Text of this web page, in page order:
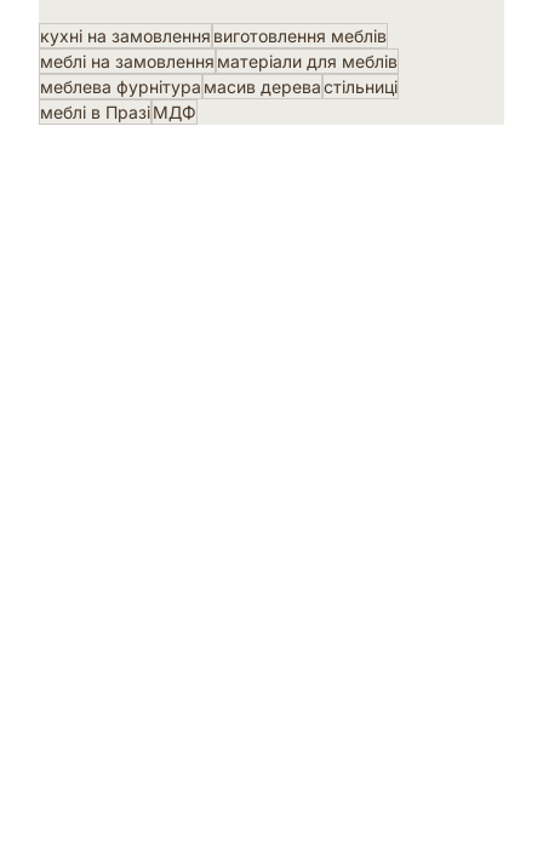
кухні на замовлення виготовлення меблів
меблі на замовлення матеріали для меблів
меблева фурнітура масив деревастільниці
меблі в ПразіМДФ